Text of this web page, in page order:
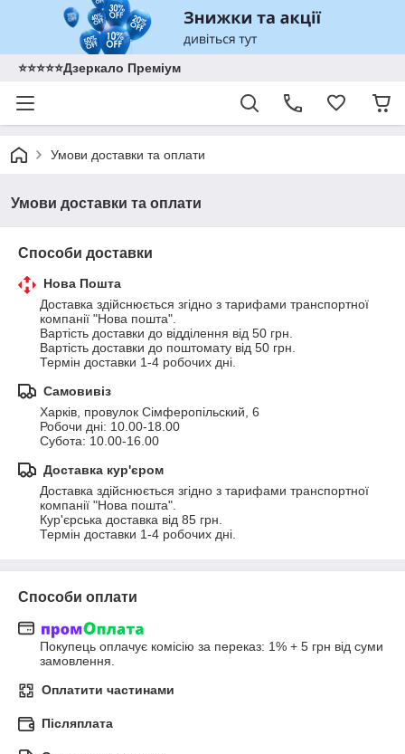
⭐️⭐️⭐️⭐️⭐️Дзеркало Преміум
Умови доставки та оплати
Умови доставки та оплати
Способи доставки
Нова Пошта
Доставка здійснюється згідно з тарифами транспортної
компанії "Нова пошта".
Вартість доставки до відділення від 50 грн.
Вартість доставки до поштомату від 50 грн.
Термін доставки 1-4 робочих дні.
Самовивіз
Харків, провулок Сімферопільский, 6
Робочи дні: 10.00-18.00
Субота: 10.00-16.00
Доставка кур'єром
Доставка здійснюється згідно з тарифами транспортної
компанії "Нова пошта".
Кур'єрська доставка від 85 грн.
Термін доставки 1-4 робочих дні.
Способи оплати
Покупець оплачує комісію за переказ: 1% + 5 грн від суми
замовлення.
Оплатити частинами
Післяплата